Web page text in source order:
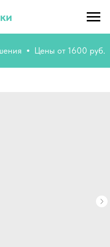
Цены от 1600 руб.